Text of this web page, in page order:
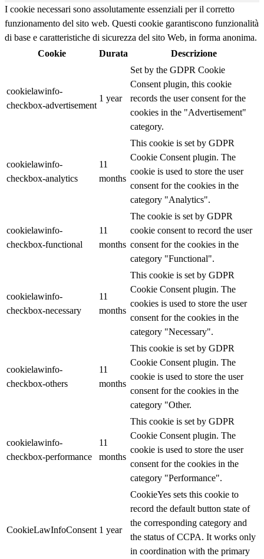
I cookie necessari sono assolutamente essenziali per il corretto
funzionamento del sito web. Questi cookie garantiscono funzionalità
di base e caratteristiche di sicurezza del sito Web, in forma anonima.
Cookie
Durata Descrizione
cookielawinfo-
checkbox-advertisement
1 year
Set by the GDPR Cookie
Consent plugin, this cookie
records the user consent for the
cookies in the "Advertisement"
category.
cookielawinfo-
checkbox-analytics
11
months
This cookie is set by GDPR
Cookie Consent plugin. The
cookie is used to store the user
consent for the cookies in the
category "Analytics".
cookielawinfo-
checkbox-functional
11
months
The cookie is set by GDPR
cookie consent to record the user
consent for the cookies in the
category "Functional".
cookielawinfo-
checkbox-necessary
11
months
This cookie is set by GDPR
Cookie Consent plugin. The
cookies is used to store the user
consent for the cookies in the
category "Necessary".
cookielawinfo-
checkbox-others
11
months
This cookie is set by GDPR
Cookie Consent plugin. The
cookie is used to store the user
consent for the cookies in the
category "Other.
cookielawinfo-
checkbox-performance
11
months
This cookie is set by GDPR
Cookie Consent plugin. The
cookie is used to store the user
consent for the cookies in the
category "Performance".
CookieLawInfoConsent 1 year
CookieYes sets this cookie to
record the default button state of
the corresponding category and
the status of CCPA. It works only
in coordination with the primary